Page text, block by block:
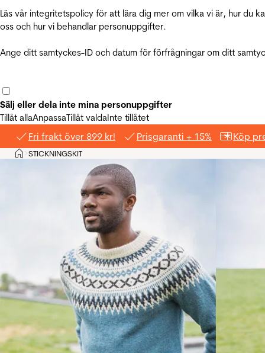
Läs vår integritetspolicy för att lära dig mer om vilka vi är, hur du
oss och hur vi behandlar personuppgifter.
Ange ditt samtyckes-ID och datum för förfrågningar om ditt
Sälj eller dela inte mina personuppgifter
Tillåt allaAnpassaTillåt valdaInte tillåtet
Fri frakt över 899 kr! Prisgaranti + 15% Köp
Hem
>STICKNINGSKIT